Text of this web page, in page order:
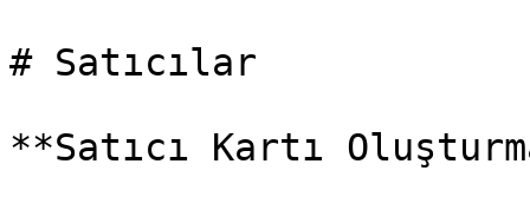
# Satıcılar
**Satıcı Kartı